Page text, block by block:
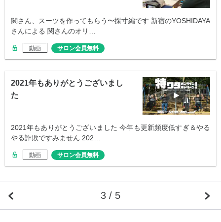
関さん、スーツを作ってもらう〜採寸編です 新宿のYOSHIDAYA
さんによる 関さんのオリ…
動画 サロン会員無料
2021年もありがとうございまし
た
2021年もありがとうございました 今年も更新頻度低すぎ＆やる
やる詐欺ですみません 202…
動画 サロン会員無料
3 / 5